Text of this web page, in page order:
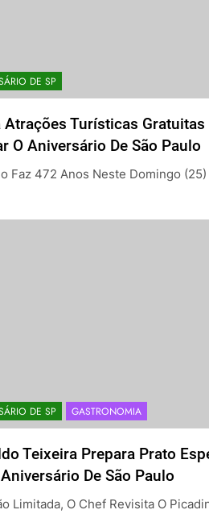
DE SP
Atrações Turísticas Gratuitas
O Aniversário De São Paulo
Faz 472 Anos Neste Domingo
DE SP GASTRONOMIA
Teixeira Prepara Prato
De São Paulo
Limitada, O Chef Revisita O